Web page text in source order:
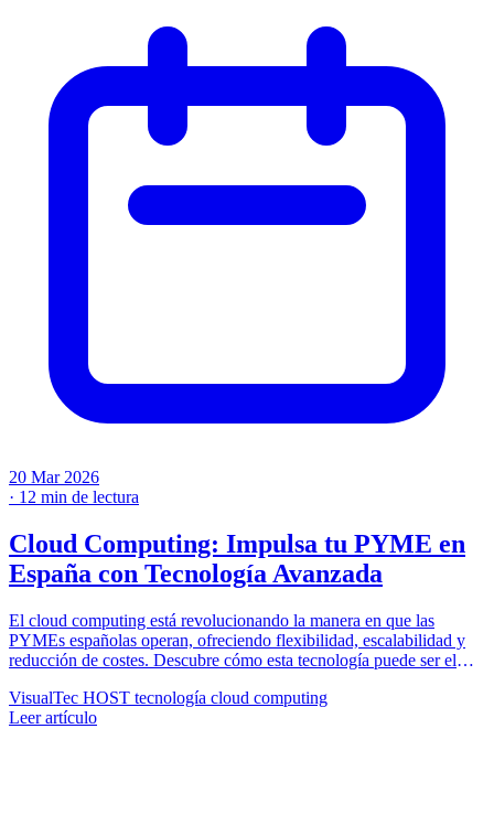
20 Mar 2026
· 12 min de lectura
Cloud Computing: Impulsa tu PYME en
España con Tecnología Avanzada
El cloud computing está revolucionando la manera en que las
PYMEs españolas operan, ofreciendo flexibilidad, escalabilidad y
reducción de costes. Descubre cómo esta tecnología puede ser el
VisualTec HOST tecnología cloud computing
Leer artículo